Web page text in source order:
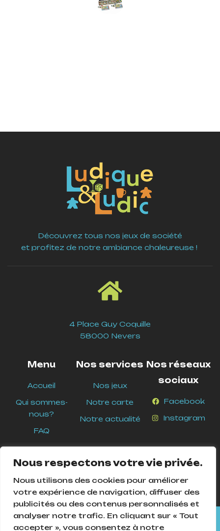
Nous respectons votre vie privée.
Nous utilisons des cookies pour améliorer
votre expérience de navigation, diffuser des
publicités ou des contenus personnalisés et
analyser notre trafic. En cliquant sur « Tout
accepter », vous consentez à notre
Découvrez tous nos jeux de société
et profitez de notre ambiance chaleureuse !
4 Place Guy Coquille
58000 Nevers
Menu
Accueil
Qui sommes-
nous?
FAQ
Nos services
Nos jeux
Notre carte
Notre actualité
Nos réseaux
sociaux
Facebook
Instagram
Cookies Pour assurer le bon fonctionnement de ce site, nous